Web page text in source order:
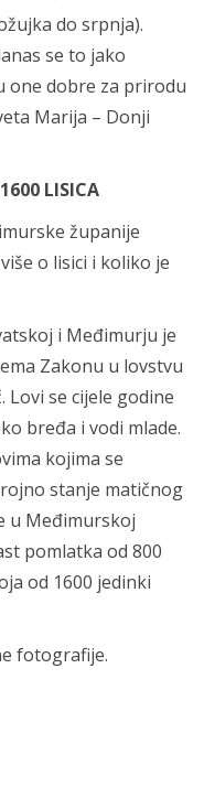
do srpnja).
se to jako
one dobre za prirodu
Marija – Donji
LISICA
županije
o lisici i koliko je
i Međimurju je
Zakonu u lovstvu
Lovi se cijele godine
bređa i vodi mlade.
kojima se
stanje matičnog
u Međimurskoj
pomlatka od 800
od 1600 jedinki
fotografije.